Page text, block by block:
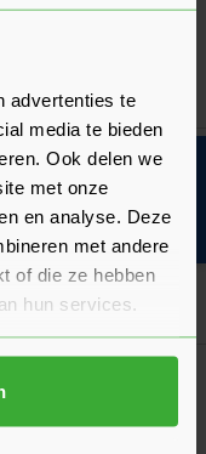
advertenties te
media te bieden
Ook delen we
met onze
en analyse. Deze
met andere
of die ze hebben
hun services.
We leggen
Bekijk